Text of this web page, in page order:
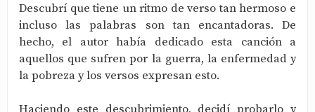
Descubrí que tiene un ritmo de verso tan hermoso e
incluso las palabras son tan encantadoras. De
hecho, el autor había dedicado esta canción a
aquellos que sufren por la guerra, la enfermedad y
la pobreza y los versos expresan esto.